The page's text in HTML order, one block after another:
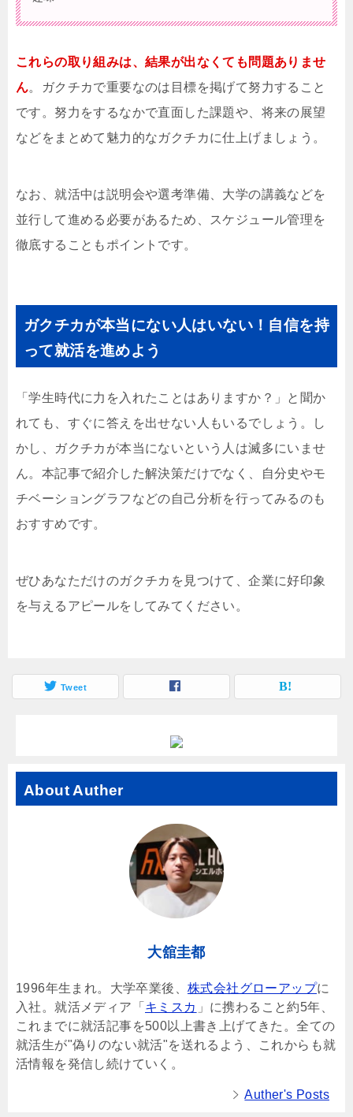
これらの取り組みは、結果が出なくても問題ありませ
ん。ガクチカで重要なのは目標を掲げて努力すること
です。努力をするなかで直面した課題や、将来の展望
などをまとめて魅力的なガクチカに仕上げましょう。
なお、就活中は説明会や選考準備、大学の講義などを
並行して進める必要があるため、スケジュール管理を
徹底することもポイントです。
ガクチカが本当にない人はいない！自信を持
って就活を進めよう
「学生時代に力を入れたことはありますか？」と聞か
れても、すぐに答えを出せない人もいるでしょう。し
かし、ガクチカが本当にないという人は滅多にいませ
ん。本記事で紹介した解決策だけでなく、自分史やモ
チベーショングラフなどの自己分析を行ってみるのも
おすすめです。
ぜひあなただけのガクチカを見つけて、企業に好印象
を与えるアピールをしてみてください。
Tweet
About Auther
大舘圭都
1996年生まれ。大学卒業後、 株式会社グローアップに
入社。就活メディア「 キミスカ 」に携わること約5年、
これまでに就活記事を500以上書き上げてきた。全ての
就活生が"偽りのない就活"を送れるよう、これからも就
活情報を発信し続けていく。
Auther's Posts